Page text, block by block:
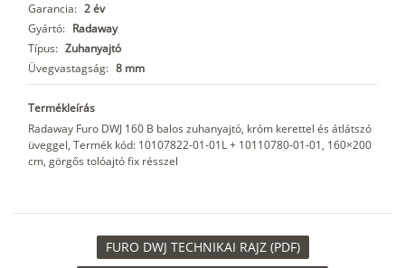
Garancia: 2 év
Gyártó: Radaway
Típus: Zuhanyajtó
Üvegvastagság: 8 mm
Termékleírás
Radaway Furo DWJ 160 B balos zuhanyajtó, króm kerettel és átlátszó
üveggel, Termék kód: 10107822-01-01L + 10110780-01-01, 160×200
cm, görgős tolóajtó fix résszel
FURO DWJ TECHNIKAI RAJZ (PDF)